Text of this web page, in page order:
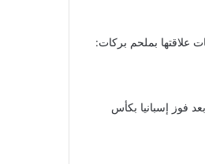
علاقتها بملحم بركات:
فوز إسبانيا بكأس